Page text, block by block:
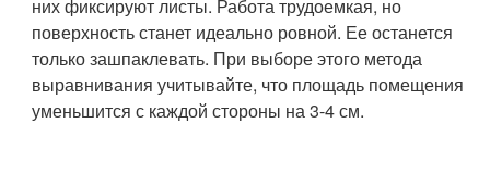
них фиксируют листы. Работа трудоемкая, но
поверхность станет идеально ровной. Ее останется
только зашпаклевать. При выборе этого метода
выравнивания учитывайте, что площадь помещения
уменьшится с каждой стороны на 3-4 см.